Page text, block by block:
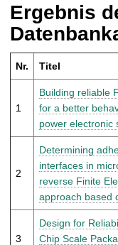
u
f
u
f
n
Ergebnis
Nr. Titel
1
Building reliable
for a better
power electronic
2
Determining
interfaces in
reverse Finite
approach based
3
Design for
Chip Scale